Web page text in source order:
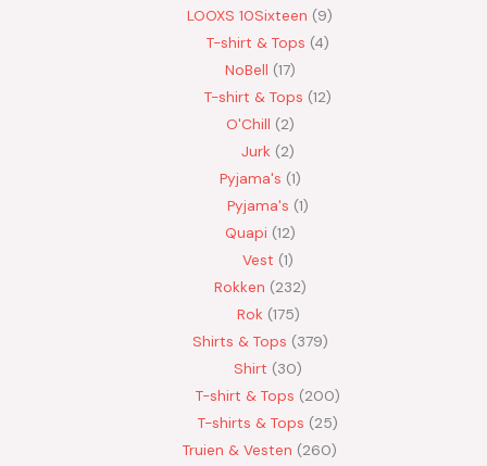
LOOXS 10Sixteen
9
T-shirt & Tops 4
NoBell 17
T-shirt & Tops 12
O'Chill 2
Jurk 2
Pyjama's 1
Pyjama's 1
Quapi 12
Vest 1
Rokken 232
Rok 175
Shirts & Tops 379
Shirt
30
T-shirt & Tops
200
T-shirts & Tops
25
Truien & Vesten
260